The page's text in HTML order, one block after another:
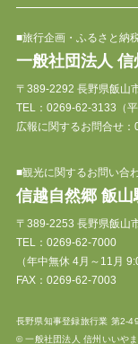
■旅行企画・ふるさと納
一般社団法人
〒389-2292 長野県飯山
TEL： 0269-62-3133 （
広報に関するお問合せ
■観光に関するお問い合
信越自然郷 飯
〒389-2253 長野県飯山
TEL： 0269-62-7000
（年中無休 4月～11月
FAX：0269-62-7003
長野県知事登録旅行業 第2-
© 一般社団法人 信州いいや